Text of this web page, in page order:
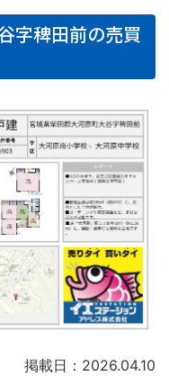
字稗田前の売買
掲載日：2026.04.10